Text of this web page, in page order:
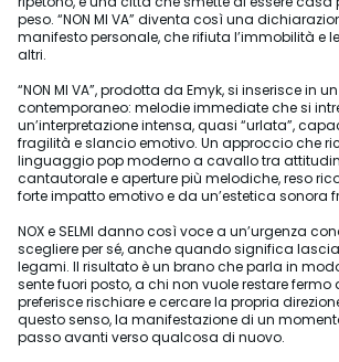
peso. “NON MI VA” diventa così una
manifesto personale, che rifiuta l’immobilità e
altri.
“NON MI VA”, prodotta da Emyk, si inserisce in
contemporaneo: melodie immediate che si
un’interpretazione intensa, quasi “urlata”,
fragilità e slancio emotivo. Un approccio che
linguaggio pop moderno a cavallo tra
cantautorale e aperture più melodiche, reso
forte impatto emotivo e da un’estetica sonora
NOX e SELMI danno così voce a un’urgenza
scegliere per sé, anche quando significa
legami. Il risultato è un brano che parla in
sente fuori posto, a chi non vuole restare
preferisce rischiare e cercare la propria direzione.
questo senso, la manifestazione di un
passo avanti verso qualcosa di nuovo.